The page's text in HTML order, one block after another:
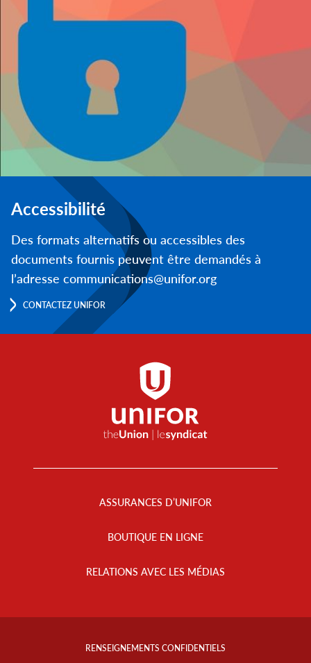
Accessibilité
Des formats alternatifs ou accessibles des
documents fournis peuvent être demandés à
l’adresse communications@unifor.org
CONTACTEZ UNIFOR
ASSURANCES D’UNIFOR
BOUTIQUE EN LIGNE
RELATIONS AVEC LES MÉDIAS
Footer
RENSEIGNEMENTS CONFIDENTIELS